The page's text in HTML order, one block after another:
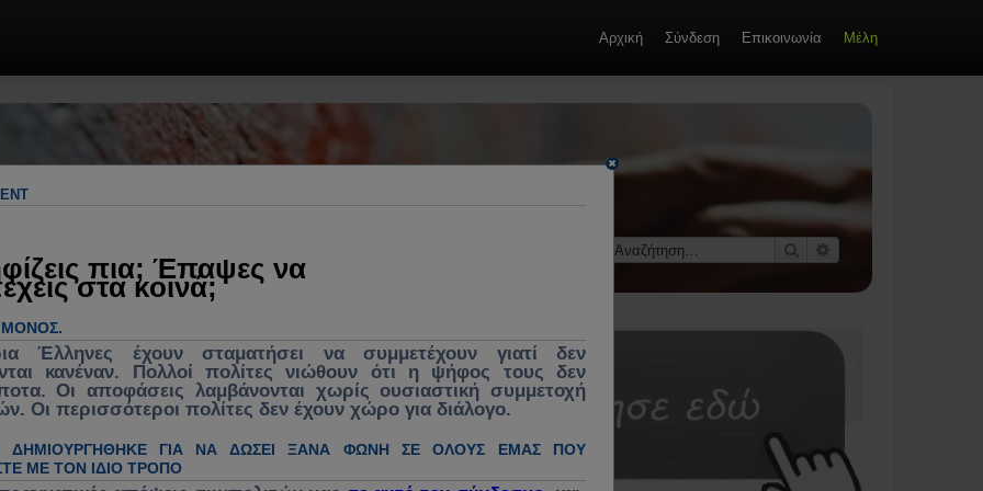
Αρχική Σύνδεση Επικοινωνία Μέλη
Αναζήτηση
πρακτικές λύσεις. Πολιτική, πολιτικοί &
για ανασύνθεση κράτους, θεσμών & κοινωνίας,
κυβέρνηση, νομοσχέδια, νέα, εκλογές,
πια; Έπαψες να
στα κοινά;
ΜΌΝΟΣ.
Έλληνες έχουν σταματήσει να συμμετέχουν γιατί δεν
κανέναν. Πολλοί πολίτες νιώθουν ότι η ψήφος τους δεν
Οι αποφάσεις λαμβάνονται χωρίς ουσιαστική συμμετοχή
Οι περισσότεροι πολίτες δεν έχουν χώρο για διάλογο.
ΔΗΜΙΟΥΡΓΉΘΗΚΕ ΓΙΑ ΝΑ ΔΏΣΕΙ ΞΑΝΆ ΦΩΝΉ ΣΕ ΌΛΟΥΣ ΕΜΆΣ ΠΟΥ
ΜΕ ΤΟΝ ΊΔΙΟ ΤΡΌΠΟ